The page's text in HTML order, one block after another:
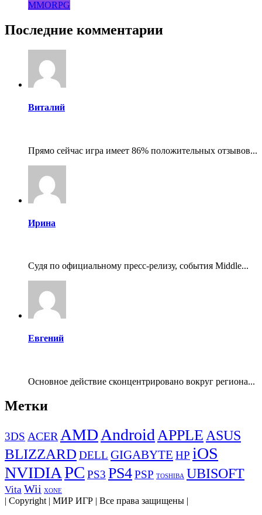
MMORPG
Последние комментарии
Виталий
Прямо сейчас игра имеет 86% положительных отзывов...
Ирина
Судя по официальному пресс-релизу, события Middle...
Евгений
Основное действие сконцентрировано вокруг региона...
Метки
3DS ACER AMDAndroidAPPLEASUS
BLIZZARD DELL GIGABYTE HP iOS
NVIDIAPC PS3 PS4PSP TOSHIBA UBISOFT
Vita Wii XONE
| Copyright | МИР ИГР | Все права защищены |